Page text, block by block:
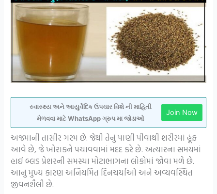
સ્વાસ્થ્ય અને આયુર્વેદિક ઉપચાર વિશે ની માહિતી
મેળવવા માટે WhatsApp ગ્રુપ મા જોડાઓ
Join Now
અજમાની તાસીર ગરમ છે. જેથી તેનું પાણી પીવાથી શરીરમાં હૂંફ
આવે છે, જે ખોરાકને પચાવવામાં મદદ કરે છે. અત્યારના સમયમાં
હાઈ બ્લડ પ્રેશરની સમસ્યા મોટાભાગના લોકોમાં જોવા મળે છે.
આનું મુખ્ય કારણ અનિયમિત દિનચર્યાઓ અને અવ્યવસ્થિત
જીવનશૈલી છે.